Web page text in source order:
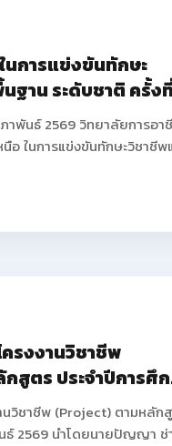
ทึกภาพกับนักเรียน นักศึกษา
drive/folders/
นการแข่งขันทักษะ
ฐาน ระดับชาติ ครั้ง
า 2568
ภาพันธ์ 2569 วิทยาลัยการอา
อ ในการแข่งขันทักษะวิชาชีพ
บรางวัลกลับมาสู่รั้ววิทยาลัย
.) ระดับชาติ ได้รับรางวัล
ระดับชาติ ได้รับรางวัล
านระดับเหรียญทองแดง นาย
ปวช.1 สาขาวิชาช่างยนต์ ครูผู้
share/p/
ครงงานวิชาชีพ
สูตร ประจำปีการศึ
นวิชาชีพ (Project) ตามหลัก
2569 นำโดยนายปัญญา ช่